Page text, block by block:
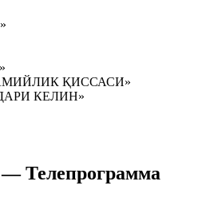
ҚИССАСИ»
КЕЛИН»
Телепрограмма